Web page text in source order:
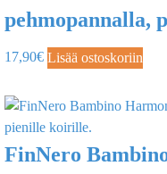
pehmopannalla,
17,90€ Lisää ostoskoriin
FinNero